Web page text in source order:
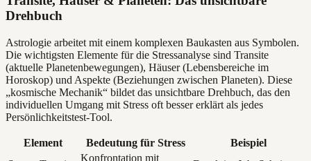
Drehbuch
Astrologie arbeitet mit einem komplexen Baukasten aus Symbolen.
Die wichtigsten Elemente für die Stressanalyse sind Transite
(aktuelle Planetenbewegungen), Häuser (Lebensbereiche im
Horoskop) und Aspekte (Beziehungen zwischen Planeten). Diese
„kosmische Mechanik“ bildet das unsichtbare Drehbuch, das den
individuellen Umgang mit Stress oft besser erklärt als jedes
Persönlichkeitstest-Tool.
Element Bedeutung für Stress
Beispiel
Konfrontation mit